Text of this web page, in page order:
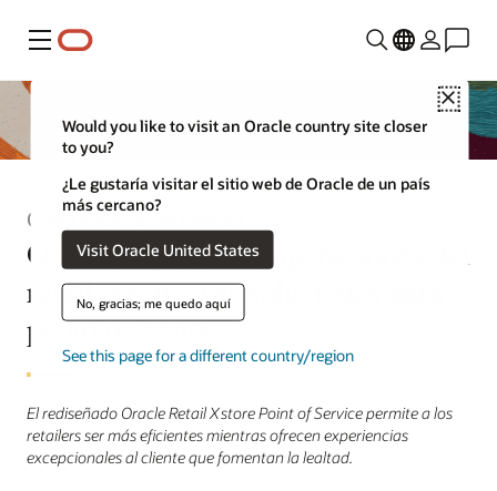
Menú
Close
Would you like to visit an Oracle country site closer
to you?
¿Le gustaría visitar el sitio web de Oracle de un país
más cercano?
Visit Oracle United States
No, gracias; me quedo aquí
See this page for a different country/region
Comunicado de prensa
Oracle impulsa las operaciones del
retail con nuevas soluciones para
punto de venta
El rediseñado Oracle Retail Xstore Point of Service permite a los
retailers ser más eficientes mientras ofrecen experiencias
excepcionales al cliente que fomentan la lealtad.